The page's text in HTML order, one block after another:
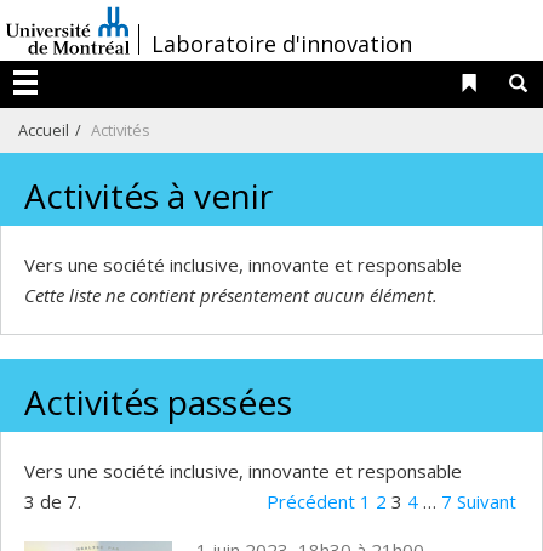
au
contenu
/Laboratoire d'innovation
Menu
Liens
Accueil Activités
Activités à venir
Vers une société inclusive, innovante et responsable
Cette liste ne contient présentement aucun élément.
Activités passées
Vers une société inclusive, innovante et responsable
3 de 7.
Précédent 1 2 3 4 … 7 Suivant